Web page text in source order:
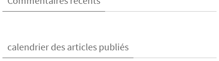
calendrier des articles publiés